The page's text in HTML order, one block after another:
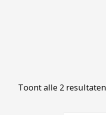
Toont alle 2 resultaten